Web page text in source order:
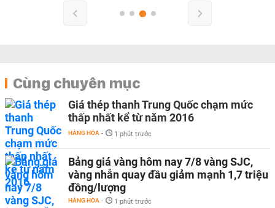
Cùng chuyên mục
Giá thép thanh Trung Quốc chạm mức
thấp nhất kể từ năm 2016
HÀNG HÓA - 1 phút trước
Bảng giá vàng hôm nay 7/8 vàng SJC,
vàng nhẫn quay đầu giảm mạnh 1,7 triệu
đồng/lượng
HÀNG HÓA - 1 phút trước